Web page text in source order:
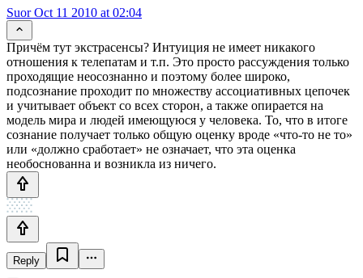
SuorOct 11 2010 at 02:04
Причём тут экстрасенсы? Интуиция не имеет никакого
отношения к телепатам и т.п. Это просто рассуждения только
проходящие неосознанно и поэтому более широко,
подсознание проходит по множеству ассоциативных цепочек
и учитывает объект со всех сторон, а также опирается на
модель мира и людей имеющуюся у человека. То, что в итоге
сознание получает только общую оценку вроде «что-то не то»
или «должно сработает» не означает, что эта оценка
необоснованна и возникла из ничего.
Reply